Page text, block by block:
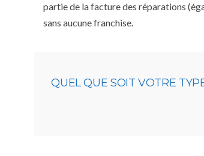
partie de la facture des réparations
sans aucune franchise.
QUEL QUE SOIT VOTRE